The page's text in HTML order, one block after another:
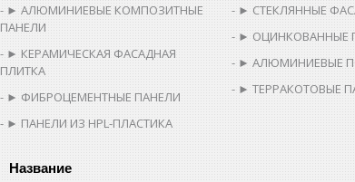
► АЛЮМИНИЕВЫЕ КОМПОЗИТНЫЕ
ПАНЕЛИ
► КЕРАМИЧЕСКАЯ ФАСАДНАЯ
ПЛИТКА
► ФИБРОЦЕМЕНТНЫЕ ПАНЕЛИ
► ПАНЕЛИ ИЗ HPL-ПЛАСТИКА
► СТЕКЛЯННЫЕ
► ОЦИНКОВАННЫЕ
► АЛЮМИНИЕВЫЕ
► ТЕРРАКОТОВЫЕ